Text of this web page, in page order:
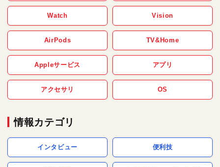
Watch Vision
AirPods TV&Home
Appleサービス アプリ
アクセサリ OS
情報カテゴリ
インタビュー 便利技